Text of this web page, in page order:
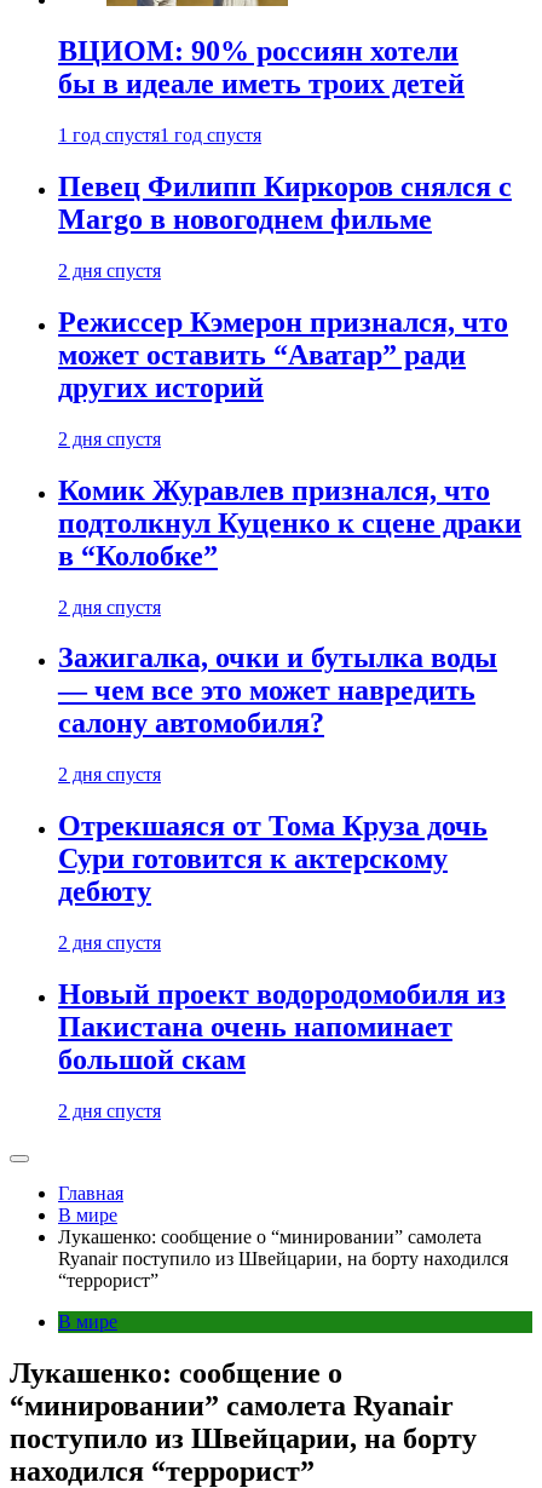
ВЦИОМ: 90% россиян хотели
бы в идеале иметь троих детей
1 год спустя1 год спустя
Певец Филипп Киркоров снялся с
Margo в новогоднем фильме
2 дня спустя
Режиссер Кэмерон признался, что
может оставить “Аватар” ради
других историй
2 дня спустя
Комик Журавлев признался, что
подтолкнул Куценко к сцене драки
в “Колобке”
2 дня спустя
Зажигалка, очки и бутылка воды
— чем все это может навредить
салону автомобиля?
2 дня спустя
Отрекшаяся от Тома Круза дочь
Сури готовится к актерскому
дебюту
2 дня спустя
Новый проект водородомобиля из
Пакистана очень напоминает
большой скам
2 дня спустя
Главная
В мире
Лукашенко: сообщение о “минировании” самолета
Ryanair поступило из Швейцарии, на борту находился
“террорист”
В мире
Лукашенко: сообщение о
“минировании” самолета Ryanair
поступило из Швейцарии, на борту
находился “террорист”